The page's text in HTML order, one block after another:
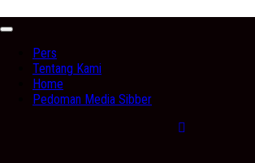
Expand
Pers
Tentang Kami
Home
Pedoman Media Sibber